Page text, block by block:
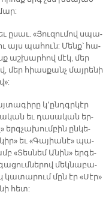
ը­սաւ. «Յու­զու­մով սպա­
այս պա­հուն: Մենք՝ հա­
աշ­խար­հով մէկ, մեր
մեր հիաս­քանչ մայ­րե­նի
կ՚ընդգր­կէր
եւ դա­սա­կան եր­
երգ­չա­խում­բին ըն­կե­
եւ «Գա­յիա­նէ» պա­
«Տես­նեմ Ա­նին» եր­գե­
մեկ­նա­բա­
կա­տա­րում մըն էր «Սէր»
հետ: